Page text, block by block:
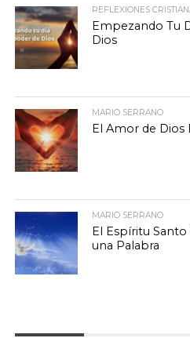
REFLEXIONES
Empezando Tu
Dios
MARIO SERRANO
El Amor de Dios
MARIO SERRANO
El Espíritu
una Palabra